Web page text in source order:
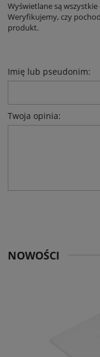
Wyświetlane są
Weryfikujemy, czy
produkt.
Imię lub pseudonim:
Twoja opinia:
NOWOŚCI